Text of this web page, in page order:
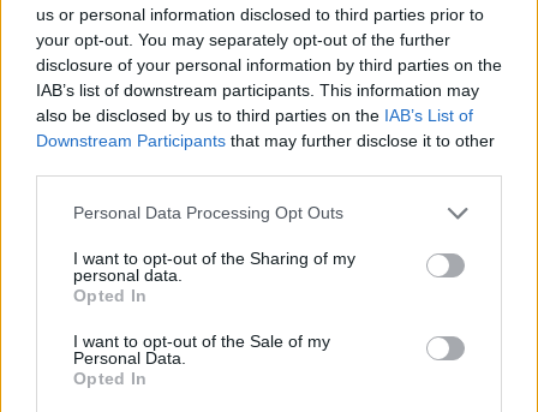
us or personal information disclosed to third parties prior to
your opt-out. You may separately opt-out of the further
disclosure of your personal information by third parties on the
IAB’s list of downstream participants. This information may
also be disclosed by us to third parties on the IAB’s List of
Downstream Participants that may further disclose it to other
Please note that this website/app uses one or more Google
not limited to your visit or usage behaviour. You may click to
grant or deny consent to Google and its third-party tags to
use your data for below specified purposes in below Google
consent section.
Personal Data Processing Opt Outs
I want to opt-out of the Sharing of my
personal data.
Opted In
I want to opt-out of the Sale of my
Personal Data.
Opted In
es el cuarto equipo que menos goles encaja (20), por lo que
sus defensas son recomendables y ninguno supera los 2,5
millones.
¡Compra! 5 refuerzos baratos para la jornada 25
Rober Pier, Dani Escriche...En esta
baratos para completar tu equipo
por ellos si están en tu mercado
Unai López (Athletic, centrocampista, 1.990.000)